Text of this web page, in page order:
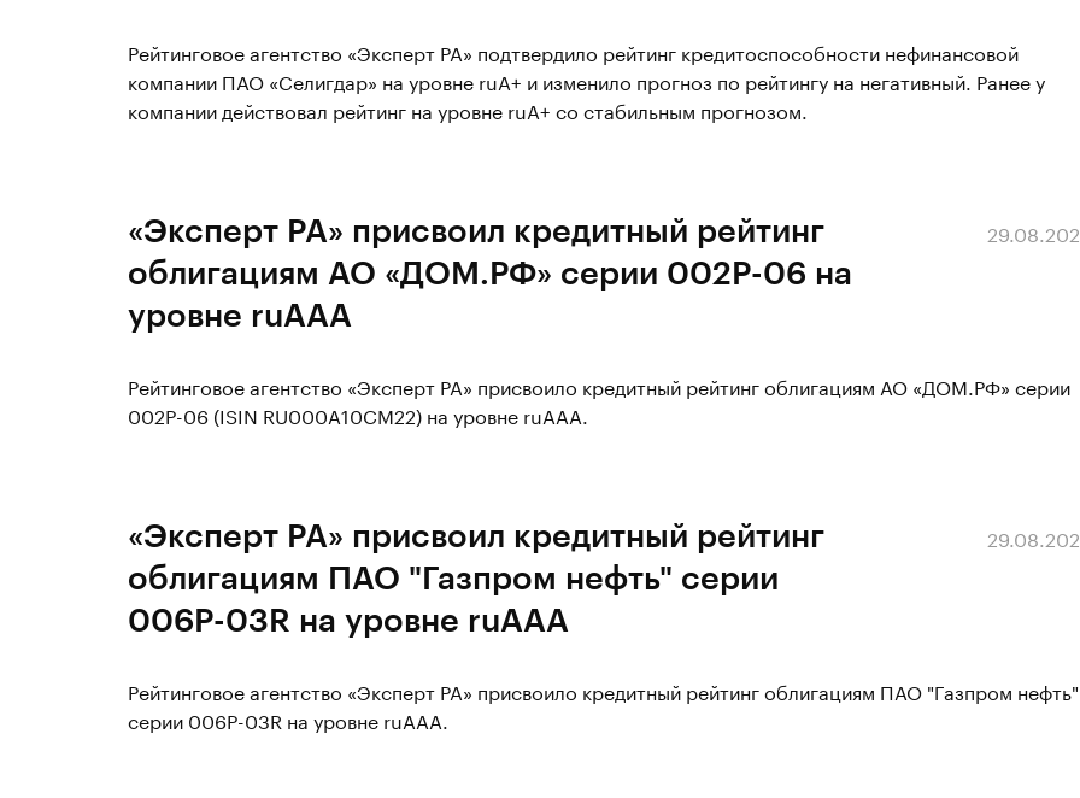
Рейтинговое агентство «Эксперт РА» подтвердило рейтинг кредитоспособности нефинансовой
компании ПАО «Селигдар» на уровне ruA+ и изменило прогноз по рейтингу на негативный. Ранее у
компании действовал рейтинг на уровне ruA+ со стабильным прогнозом.
«Эксперт РА» присвоил кредитный рейтинг
облигациям АО «ДОМ.РФ» серии 002Р-06 на
уровне ruAAA
Рейтинговое агентство «Эксперт РА» присвоило кредитный рейтинг облигациям АО «ДОМ.РФ» серии
002Р-06 (ISIN RU000A10CM22) на уровне ruAAA.
«Эксперт РА» присвоил кредитный рейтинг
облигациям ПАО "Газпром нефть" серии
006Р-03R на уровне ruAAA
Рейтинговое агентство «Эксперт РА» присвоило кредитный рейтинг облигациям ПАО "Газпром нефть"
серии 006Р-03R на уровне ruAAA.